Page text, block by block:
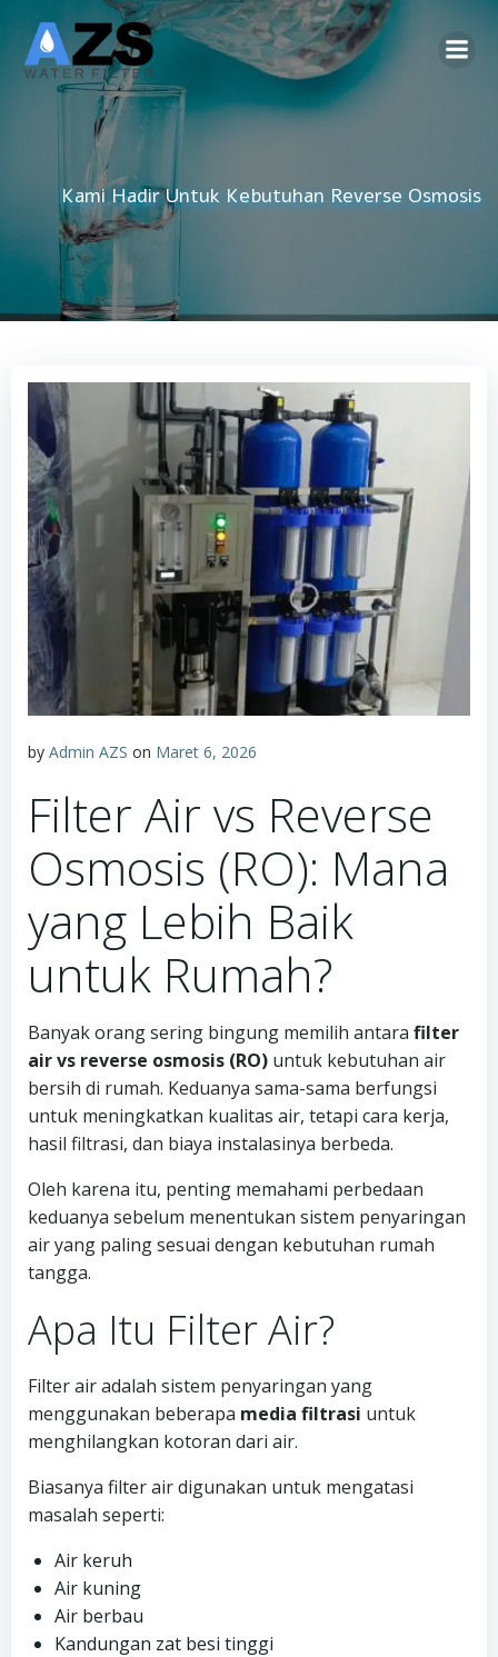
Skip
to
content
Kami Hadir Untuk Kebutuhan Reverse Osmosis
by Admin AZS on Maret 6, 2026
Filter Air vs Reverse
Osmosis (RO): Mana
yang Lebih Baik
untuk Rumah?
Banyak orang sering bingung memilih antara filter
air vs reverse osmosis (RO) untuk kebutuhan air
bersih di rumah. Keduanya sama-sama berfungsi
untuk meningkatkan kualitas air, tetapi cara kerja,
hasil filtrasi, dan biaya instalasinya berbeda.
Oleh karena itu, penting memahami perbedaan
keduanya sebelum menentukan sistem penyaringan
air yang paling sesuai dengan kebutuhan rumah
tangga.
Apa Itu Filter Air?
Filter air adalah sistem penyaringan yang
menggunakan beberapa media filtrasi untuk
menghilangkan kotoran dari air.
Biasanya filter air digunakan untuk mengatasi
masalah seperti:
Air keruh
Air kuning
Air berbau
Kandungan zat besi tinggi